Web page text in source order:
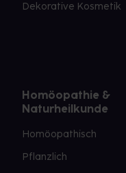
Dekorative Kosmetik
Homöopathie &
Naturheilkunde
Homöopathisch
Pflanzlich